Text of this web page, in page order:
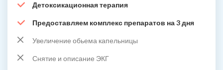
Детоксикационная терапия
Предоставляем комплекс препаратов на 3 дня
Увеличение обьема капельницы
Снятие и описание ЭКГ